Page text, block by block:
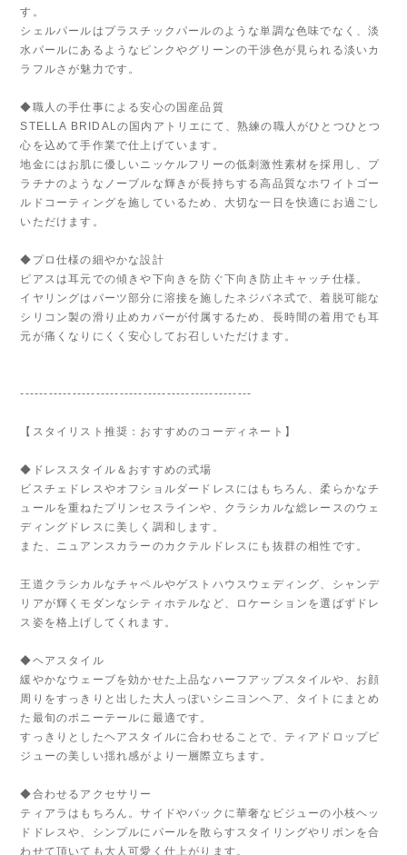
す。
シェルパールはプラスチックパールのような単調な色味でなく、淡
水パールにあるようなピンクやグリーンの干渉色が見られる淡いカ
ラフルさが魅力です。
◆職人の手仕事による安心の国産品質
STELLA BRIDALの国内アトリエにて、熟練の職人がひとつひとつ
心を込めて手作業で仕上げています。
地金にはお肌に優しいニッケルフリーの低刺激性素材を採用し、プ
ラチナのようなノーブルな輝きが長持ちする高品質なホワイトゴー
ルドコーティングを施しているため、大切な一日を快適にお過ごし
いただけます。
◆プロ仕様の細やかな設計
ピアスは耳元での傾きや下向きを防ぐ下向き防止キャッチ仕様。
イヤリングはパーツ部分に溶接を施したネジバネ式で、着脱可能な
シリコン製の滑り止めカバーが付属するため、長時間の着用でも耳
元が痛くなりにくく安心してお召しいただけます。
-------------------------------------------------
【スタイリスト推奨：おすすめのコーディネート】
◆ドレススタイル＆おすすめの式場
ビスチェドレスやオフショルダードレスにはもちろん、柔らかなチ
ュールを重ねたプリンセスラインや、クラシカルな総レースのウェ
ディングドレスに美しく調和します。
また、ニュアンスカラーのカクテルドレスにも抜群の相性です。
王道クラシカルなチャペルやゲストハウスウェディング、シャンデ
リアが輝くモダンなシティホテルなど、ロケーションを選ばずドレ
ス姿を格上げしてくれます。
◆ヘアスタイル
緩やかなウェーブを効かせた上品なハーフアップスタイルや、お顔
周りをすっきりと出した大人っぽいシニヨンヘア、タイトにまとめ
た最旬のポニーテールに最適です。
すっきりとしたヘアスタイルに合わせることで、ティアドロップビ
ジューの美しい揺れ感がより一層際立ちます。
◆合わせるアクセサリー
ティアラはもちろん。サイドやバックに華奢なビジューの小枝ヘッ
ドドレスや、シンプルにパールを散らすスタイリングやリボンを合
わせて頂いても大人可愛く仕上がります。